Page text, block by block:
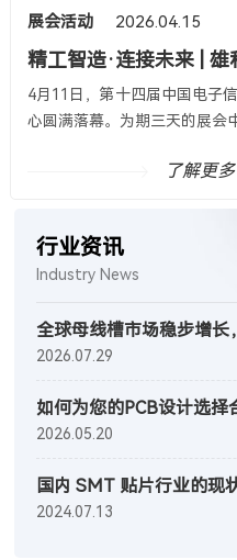
配套板块备受关注的焦点之一。
展会活动 2026.04.15
精工智造·连接未来 |
圆满落幕
4月11日，第十四届中国电子
心圆满落幕。为期三天的展会
精密五金制品与定制化紧固件
大量头部PCBA、服务器、新
谈，圆满实现技术展示与生态
了解更多
行业资讯
Industry News
全球母线槽市场稳步增
美元——精密制造企业迎
2026.07.29
如何为您的PCB设计选
2026.05.20
国内 SMT 贴片行业的现
2024.07.13